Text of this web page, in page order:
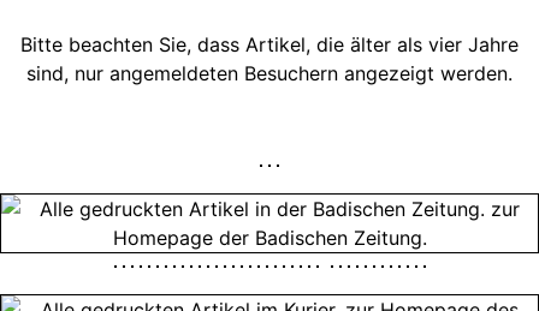
Bitte beachten Sie, dass Artikel, die älter als vier Jahre
sind, nur angemeldeten Besuchern angezeigt werden.